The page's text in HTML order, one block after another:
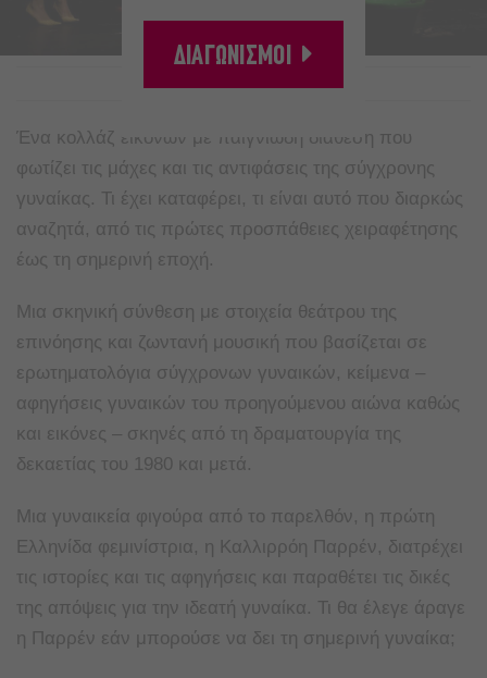
A A
Ένα κολλάζ εικόνων με παιγνιώδη διάθεση που
φωτίζει τις μάχες και τις αντιφάσεις της σύγχρονης
γυναίκας. Τι έχει καταφέρει, τι είναι αυτό που διαρκώς
αναζητά, από τις πρώτες προσπάθειες χειραφέτησης
έως τη σημερινή εποχή.
Μια σκηνική σύνθεση με στοιχεία θεάτρου της
επινόησης και ζωντανή μουσική που βασίζεται σε
ερωτηματολόγια σύγχρονων γυναικών, κείμενα –
αφηγήσεις γυναικών του προηγούμενου αιώνα καθώς
και εικόνες – σκηνές από τη δραματουργία της
δεκαετίας του 1980 και μετά.
Μια γυναικεία φιγούρα από το παρελθόν, η πρώτη
Ελληνίδα φεμινίστρια, η Καλλιρρόη Παρρέν, διατρέχει
τις ιστορίες και τις αφηγήσεις και παραθέτει τις δικές
της απόψεις για την ιδεατή γυναίκα. Τι θα έλεγε άραγε
η Παρρέν εάν μπορούσε να δει τη σημερινή γυναίκα;
ΔΙΑΓΩΝΙΣΜΟΙ